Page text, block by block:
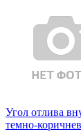
Угол отлива
темно-